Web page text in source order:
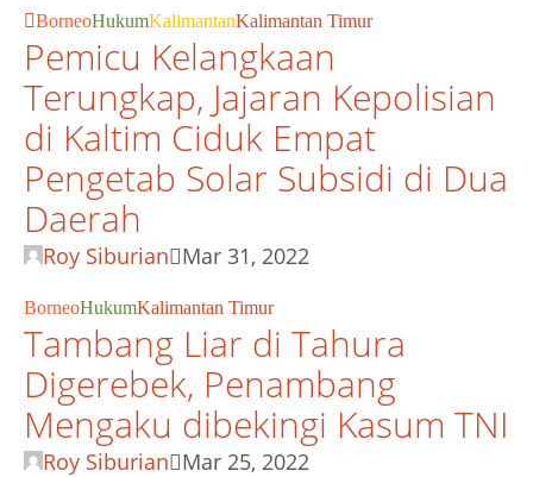
BorneoHukumKalimantanKalimantan Timur
Pemicu Kelangkaan
Terungkap, Jajaran Kepolisian
di Kaltim Ciduk Empat
Pengetab Solar Subsidi di Dua
Daerah
Roy Siburian Mar 31, 2022
BorneoHukumKalimantan Timur
Tambang Liar di Tahura
Digerebek, Penambang
Mengaku dibekingi Kasum TNI
Roy Siburian Mar 25, 2022